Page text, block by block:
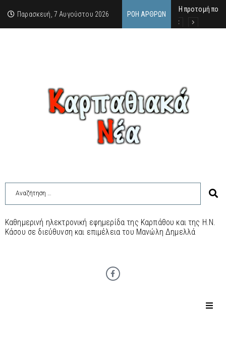
Παρασκευή, 7 Αυγούστου 2026 ΡΟΉ ΆΡΘΡΩΝ
Η προτομή που
Ο αιώνιος
Δικαστική
Καθημερινή ηλεκτρονική εφημερίδα της Καρπάθου και της Η.Ν.
Κάσου σε διεύθυνση και επιμέλεια του Μανώλη Δημελλά